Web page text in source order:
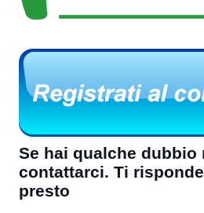
Se hai qualche dubbio
contattarci. Ti
presto